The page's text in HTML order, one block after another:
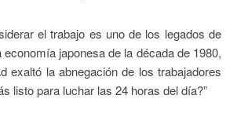
el trabajo es uno de los legados de
economía japonesa de la década de 1980,
exaltó la abnegación de los trabajadores
listo para luchar las 24 horas del día?”